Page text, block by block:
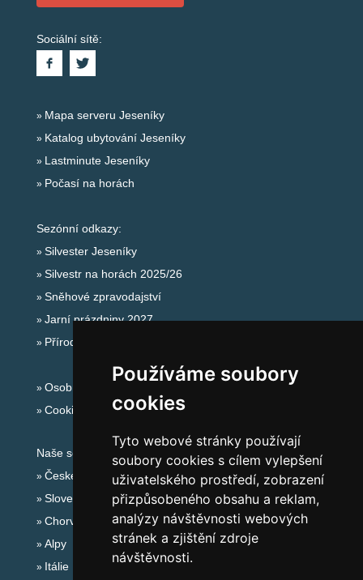
Používáme soubory
cookies
Tyto webové stránky používají
soubory cookies s cílem vylepšení
uživatelského prostředí, zobrazení
přizpůsobeného obsahu a reklam,
analýzy návštěvnosti webových
stránek a zjištění zdroje
návštěvnosti.
Sociální sítě:
Mapa serveru Jeseníky
Katalog ubytování Jeseníky
Lastminute Jeseníky
Počasí na horách
Sezónní odkazy:
Silvester Jeseníky
Silvestr na horách 2025/26
Sněhové zpravodajství
Jarní prázdniny 2027
Přírodní koupaliště
Osobní údaje
Cookies
Naše servery:
České hory
Slovenské hory
Chorvatsko
Alpy
Itálie